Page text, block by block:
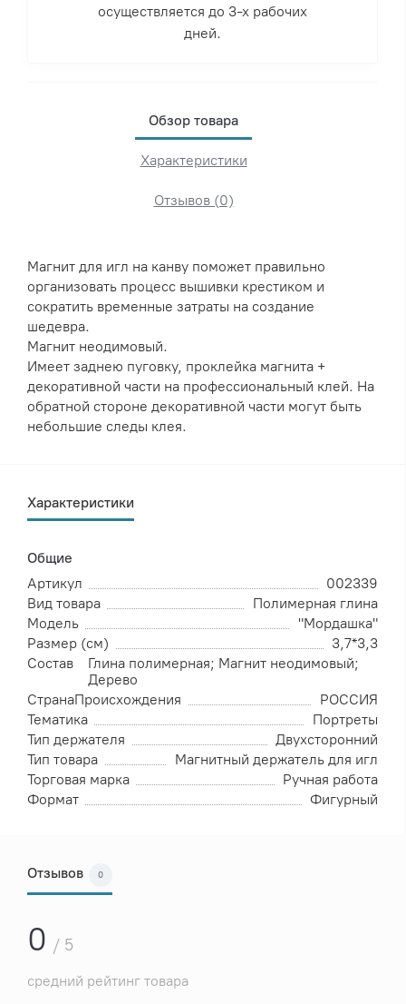
осуществляется до 3-х рабочих
дней.
Обзор товара
Характеристики
Отзывов (0)
Магнит для игл на канву поможет правильно
организовать процесс вышивки крестиком и
сократить временные затраты на создание
шедевра.
Магнит неодимовый.
Имеет заднею пуговку, проклейка магнита +
декоративной части на профессиональный клей. На
обратной стороне декоративной части могут быть
небольшие следы клея.
Характеристики
Общие
Артикул
002339
Вид товара
Полимерная глина
Модель
"Мордашка"
Размер (см)
3,7*3,3
Состав
Глина полимерная; Магнит неодимовый;
Дерево
СтранаПроисхождения
РОССИЯ
Тематика
Портреты
Тип держателя
Двухсторонний
Тип товара
Магнитный держатель для игл
Торговая марка
Ручная работа
Формат
Фигурный
Отзывов 0
0 / 5
средний рейтинг товара